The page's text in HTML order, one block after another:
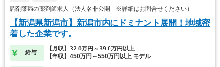
調剤薬局の薬剤師求人（法人名非公開 ※詳細はお問合せください）
【新潟県新潟市】新潟市内にドミナント展開！地域密
着した企業です。
給与
【月収】32.0万円～39.0万円以上
【年収】450万円～550万円以上 モデル